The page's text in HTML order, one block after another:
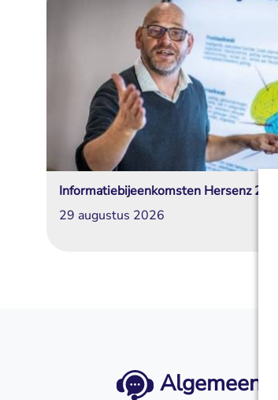
Informatiebijeenkomsten Hersenz 2026
29 augustus 2026
Algemeen